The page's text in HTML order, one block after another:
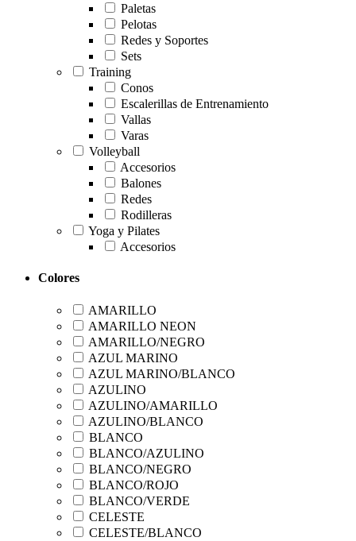
Paletas
Pelotas
Redes y Soportes
Sets
Training
Conos
Escalerillas de Entrenamiento
Vallas
Varas
Volleyball
Accesorios
Balones
Redes
Rodilleras
Yoga y Pilates
Accesorios
Colores
AMARILLO
AMARILLO NEON
AMARILLO/NEGRO
AZUL MARINO
AZUL MARINO/BLANCO
AZULINO
AZULINO/AMARILLO
AZULINO/BLANCO
BLANCO
BLANCO/AZULINO
BLANCO/NEGRO
BLANCO/ROJO
BLANCO/VERDE
CELESTE
CELESTE/BLANCO